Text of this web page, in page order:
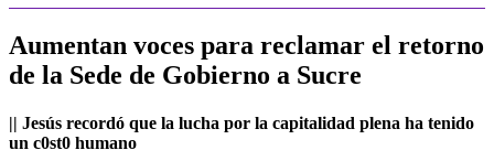
Aumentan voces para reclamar el retorno
de la Sede de Gobierno a Sucre
|| Jesús recordó que la lucha por la capitalidad plena ha tenido
un c0st0 humano